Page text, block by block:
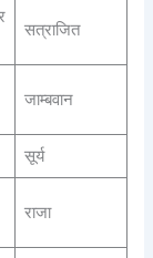
सत्राजित
जाम्बवान
सूर्य
राजा